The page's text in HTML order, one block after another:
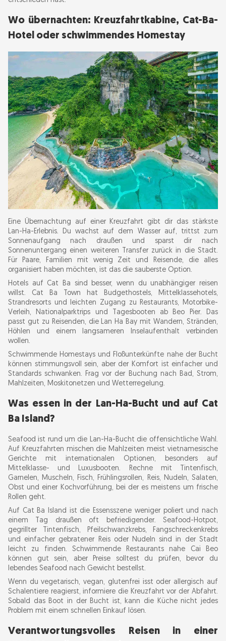
Wo übernachten: Kreuzfahrtkabine, Cat-Ba-
Hotel oder schwimmendes Homestay
Eine Übernachtung auf einer Kreuzfahrt gibt dir das stärkste
Lan-Ha-Erlebnis. Du wachst auf dem Wasser auf, trittst zum
Sonnenaufgang nach draußen und sparst dir nach
Sonnenuntergang einen weiteren Transfer zurück in die Stadt.
Für Paare, Familien mit wenig Zeit und Reisende, die alles
organisiert haben möchten, ist das die sauberste Option.
Hotels auf Cat Ba sind besser, wenn du unabhängiger reisen
willst. Cat Ba Town hat Budgethostels, Mittelklassehotels,
Strandresorts und leichten Zugang zu Restaurants, Motorbike-
Verleih, Nationalparktrips und Tagesbooten ab Beo Pier. Das
passt gut zu Reisenden, die Lan Ha Bay mit Wandern, Stränden,
Höhlen und einem langsameren Inselaufenthalt verbinden
wollen.
Schwimmende Homestays und Floßunterkünfte nahe der Bucht
können stimmungsvoll sein, aber der Komfort ist einfacher und
Standards schwanken. Frag vor der Buchung nach Bad, Strom,
Mahlzeiten, Moskitonetzen und Wetterregelung.
Was essen in der Lan-Ha-Bucht und auf Cat
Ba Island?
Seafood ist rund um die Lan-Ha-Bucht die offensichtliche Wahl.
Auf Kreuzfahrten mischen die Mahlzeiten meist vietnamesische
Gerichte mit internationalen Optionen, besonders auf
Mittelklasse- und Luxusbooten. Rechne mit Tintenfisch,
Garnelen, Muscheln, Fisch, Frühlingsrollen, Reis, Nudeln, Salaten,
Obst und einer Kochvorführung, bei der es meistens um frische
Rollen geht.
Auf Cat Ba Island ist die Essensszene weniger poliert und nach
einem Tag draußen oft befriedigender. Seafood-Hotpot,
gegrillter Tintenfisch, Pfeilschwanzkrebs, Fangschreckenkrebs
und einfacher gebratener Reis oder Nudeln sind in der Stadt
leicht zu finden. Schwimmende Restaurants nahe Cai Beo
können gut sein, aber Preise solltest du prüfen, bevor du
lebendes Seafood nach Gewicht bestellst.
Wenn du vegetarisch, vegan, glutenfrei isst oder allergisch auf
Schalentiere reagierst, informiere die Kreuzfahrt vor der Abfahrt.
Sobald das Boot in der Bucht ist, kann die Küche nicht jedes
Problem mit einem schnellen Einkauf lösen.
Verantwortungsvolles Reisen in einer